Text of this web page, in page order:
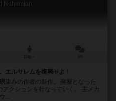
Nehemiah
エルサレムを復興せよ！
染みの作者の新作。 廃墟となった
クションを行なっていく。 主メカ
...